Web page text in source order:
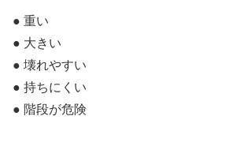
● 重い
● 大きい
● 壊れやすい
● 持ちにくい
● 階段が危険